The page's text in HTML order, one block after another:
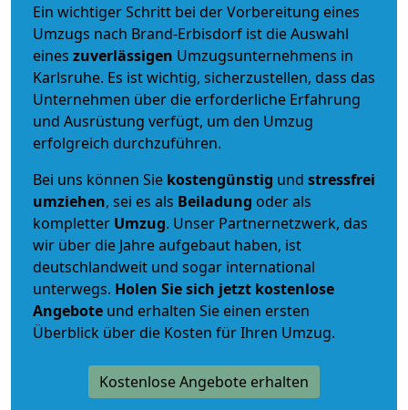
Ein wichtiger Schritt bei der Vorbereitung eines
Umzugs nach Brand-Erbisdorf ist die Auswahl
eines zuverlässigen Umzugsunternehmens in
Karlsruhe. Es ist wichtig, sicherzustellen, dass das
Unternehmen über die erforderliche Erfahrung
und Ausrüstung verfügt, um den Umzug
erfolgreich durchzuführen.
Bei uns können Sie kostengünstig und stressfrei
umziehen, sei es als Beiladung oder als
kompletter Umzug. Unser Partnernetzwerk, das
wir über die Jahre aufgebaut haben, ist
deutschlandweit und sogar international
unterwegs. Holen Sie sich jetzt kostenlose
Angebote und erhalten Sie einen ersten
Überblick über die Kosten für Ihren Umzug.
Kostenlose Angebote erhalten